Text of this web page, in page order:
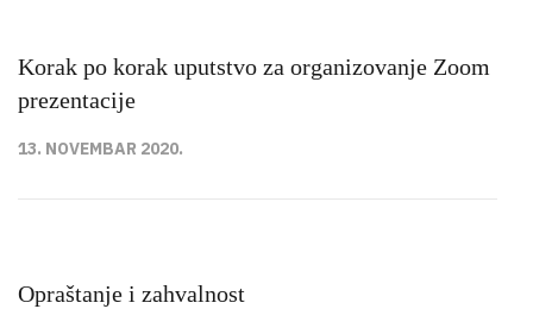
Korak po korak uputstvo za organizovanje Zoom
prezentacije
13. NOVEMBAR 2020.
Opraštanje i zahvalnost